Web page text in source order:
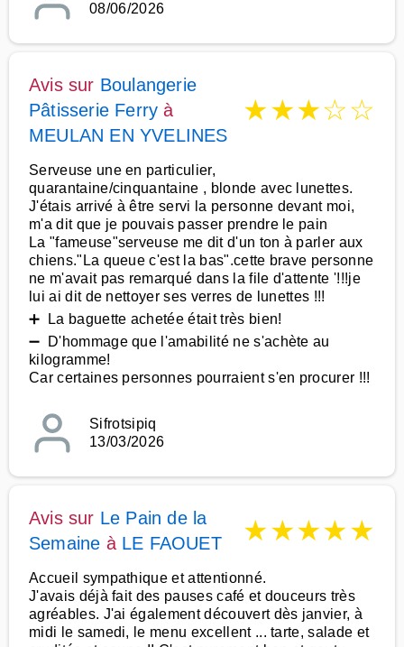
08/06/2026
Avis sur Boulangerie
Pâtisserie Ferry à
MEULAN EN YVELINES
★★★☆☆
Serveuse une en particulier,
quarantaine/cinquantaine , blonde avec lunettes.
J'étais arrivé à être servi la personne devant moi,
m'a dit que je pouvais passer prendre le pain
La "fameuse"serveuse me dit d'un ton à parler aux
chiens."La queue c'est la bas".cette brave personne
ne m'avait pas remarqué dans la file d'attente '!!!je
lui ai dit de nettoyer ses verres de lunettes !!!
➕ La baguette achetée était très bien!
➖ D'hommage que l'amabilité ne s'achète au
kilogramme!
Car certaines personnes pourraient s'en procurer !!!
Sifrotsipiq
13/03/2026
Avis sur Le Pain de la
Semaine à LE FAOUET ★★★★★
Accueil sympathique et attentionné.
J'avais déjà fait des pauses café et douceurs très
agréables. J'ai également découvert dès janvier, à
midi le samedi, le menu excellent ... tarte, salade et